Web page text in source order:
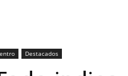
Destacados